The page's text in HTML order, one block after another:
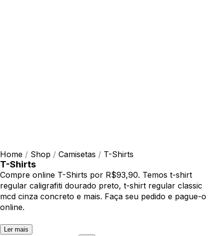
Home / Shop / Camisetas / T-Shirts
T-Shirts
Compre online T-Shirts por R$93,90. Temos t-shirt
regular caligrafiti dourado preto, t-shirt regular classic
mcd cinza concreto e mais. Faça seu pedido e pague-o
online.
Ler mais